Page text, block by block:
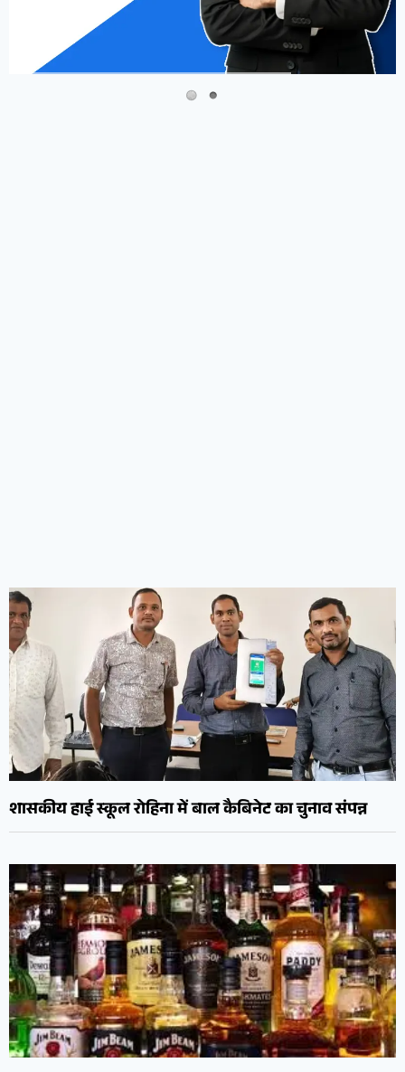
शासकीय हाई स्कूल रोहिना में बाल कैबिनेट का चुनाव संपन्न